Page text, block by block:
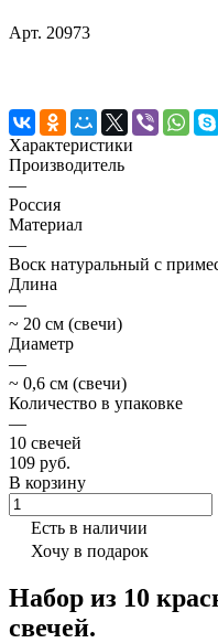
Арт. 20973
Характеристики
Производитель
—
Россия
Материал
—
Воск натуральный с
Длина
—
~ 20 см (свечи)
Диаметр
—
~ 0,6 см (свечи)
Количество в упаковке
—
10 свечей
109 руб.
В корзину
Есть в наличии
Хочу в подарок
Набор из 10
свечей.